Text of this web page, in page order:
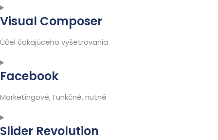
Consent
to
wistia
Visual Composer
Účel čakajúceho vyšetrovania
Consent
to
visual-
composer
Facebook
Marketingové, Funkčné, nutné
Consent
to
Slider Revolution